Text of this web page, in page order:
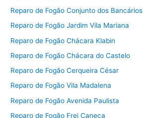
Reparo de Fogão Conjunto dos Bancários
Reparo de Fogão Jardim Vila Mariana
Reparo de Fogão Chácara Klabin
Reparo de Fogão Chácara do Castelo
Reparo de Fogão Cerqueira César
Reparo de Fogão Vila Madalena
Reparo de Fogão Avenida Paulista
Reparo de Fogão Frei Caneca